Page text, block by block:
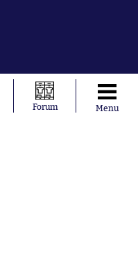
Forum Menu